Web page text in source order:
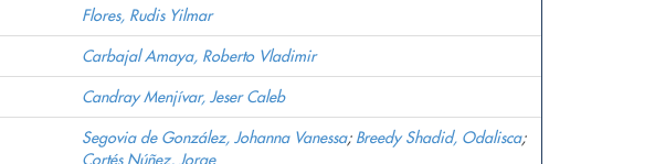
Flores, Rudis Yilmar
Carbajal Amaya, Roberto Vladimir
Candray Menjívar, Jeser Caleb
Segovia de González, Johanna Vanessa; Breedy Shadid, Odalisca;
Cortés Núñez, Jorge